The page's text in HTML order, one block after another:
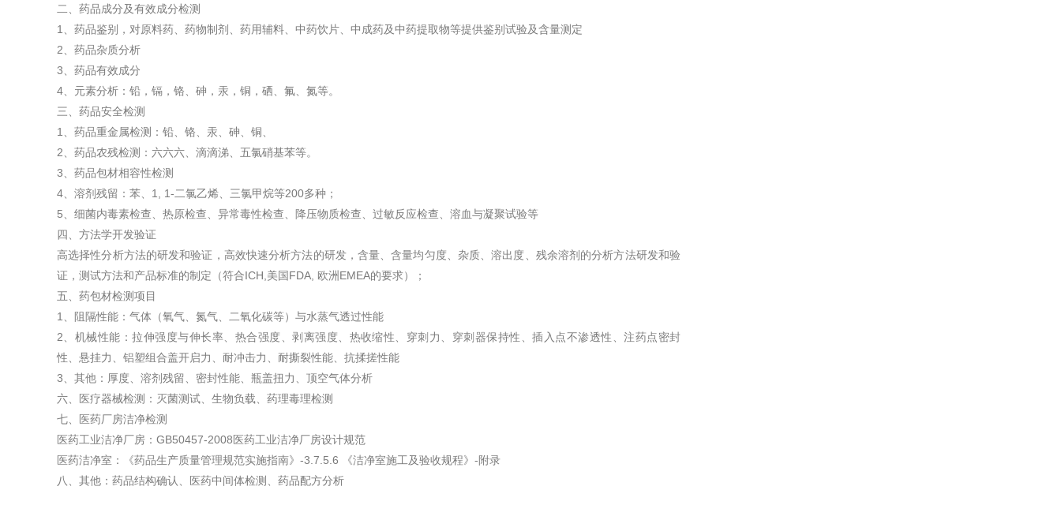
二、药品成分及有效成分检测
1、药品鉴别，对原料药、药物制剂、药用辅料、中药饮片、中成药及中药提取物等提供鉴别试验及含量测定
2、药品杂质分析
3、药品有效成分
4、元素分析：铅，镉，铬、砷，汞，铜，硒、氟、氮等。
三、药品安全检测
1、药品重金属检测：铅、铬、汞、砷、铜、
2、药品农残检测：六六六、滴滴涕、五氯硝基苯等。
3、药品包材相容性检测
4、溶剂残留：苯、1, 1-二氯乙烯、三氯甲烷等200多种；
5、细菌内毒素检查、热原检查、异常毒性检查、降压物质检查、过敏反应检查、溶血与凝聚试验等
四、方法学开发验证
高选择性分析方法的研发和验证，高效快速分析方法的研发，含量、含量均匀度、杂质、溶出度、残余溶剂的分析方法研发和验
证，测试方法和产品标准的制定（符合ICH,美国FDA, 欧洲EMEA的要求）；
五、药包材检测项目
1、阻隔性能：气体（氧气、氮气、二氧化碳等）与水蒸气透过性能
2、机械性能：拉伸强度与伸长率、热合强度、剥离强度、热收缩性、穿刺力、穿刺器保持性、插入点不渗透性、注药点密封
性、悬挂力、铝塑组合盖开启力、耐冲击力、耐撕裂性能、抗揉搓性能
3、其他：厚度、溶剂残留、密封性能、瓶盖扭力、顶空气体分析
六、医疗器械检测：灭菌测试、生物负载、药理毒理检测
七、医药厂房洁净检测
医药工业洁净厂房：GB50457-2008医药工业洁净厂房设计规范
医药洁净室：《药品生产质量管理规范实施指南》-3.7.5.6 《洁净室施工及验收规程》-附录
八、其他：药品结构确认、医药中间体检测、药品配方分析